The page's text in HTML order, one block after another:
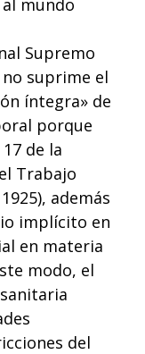
Supremo
suprime el
íntegra» de
porque
de la
Trabajo
además
implícito en
en materia
modo, el
del